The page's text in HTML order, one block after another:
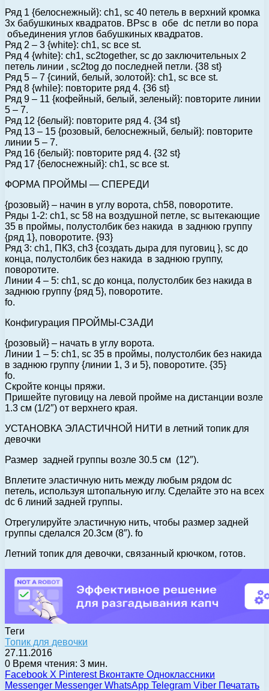
Ряд 1 {белоснежный}: ch1, sc 40 петель в верхний кромка
3х бабушкиных квадратов. BPsc в обе dc петли во пора
объединения углов бабушкиных квадратов.
Ряд 2 – 3 {white}: ch1, sc все st.
Ряд 4 {white}: ch1, sc2together, sc до заключительных 2
петель линии , sc2tog до последней петли. {38 st}
Ряд 5 – 7 {синий, белый, золотой}: ch1, sc все st.
Ряд 8 {while}: повторите ряд 4. {36 st}
Ряд 9 – 11 {кофейный, белый, зеленый}: повторите линии
5 – 7.
Ряд 12 {белый}: повторите ряд 4. {34 st}
Ряд 13 – 15 {розовый, белоснежный, белый}: повторите
линии 5 – 7.
Ряд 16 {белый}: повторите ряд 4. {32 st}
Ряд 17 {белоснежный}: ch1, sc все st.
ФОРМА ПРОЙМЫ — СПЕРЕДИ
{розовый} – начин в углу ворота, ch58, поворотите.
Ряды 1-2: ch1, sc 58 на воздушной петле, sc вытекающие
35 в проймы, полустолбик без накида в заднюю группу
{ряд 1}, поворотите. {93}
Ряд 3: ch1, ПК3, ch3 {создать дыра для пуговиц }, sc до
конца, полустолбик без накида в заднюю группу,
поворотите.
Линии 4 – 5: ch1, sc до конца, полустолбик без накида в
заднюю группу {ряд 5}, поворотите.
fo.
Конфигурация ПРОЙМЫ-СЗАДИ
{розовый} – начать в углу ворота.
Линии 1 – 5: ch1, sc 35 в проймы, полустолбик без накида
в заднюю группу {линии 1, 3 и 5}, поворотите. {35}
fo.
Скройте концы пряжи.
Пришейте пуговицу на левой пройме на дистанции возле
1.3 см (1/2″) от верхнего края.
УСТАНОВКА ЭЛАСТИЧНОЙ НИТИ в летний топик для
девочки
Размер задней группы возле 30.5 см (12″).
Вплетите эластичную нить между любым рядом dc
петель, используя штопальную иглу. Сделайте это на всех
dc 6 линий задней группы.
Отрегулируйте эластичную нить, чтобы размер задней
группы сделался 20.3см (8″). fo
Летний топик для девочки, связанный крючком, готов.
Теги
Топик для девочки
27.11.2016
0 Время чтения: 3 мин.
Facebook X Pinterest Вконтакте Одноклассники
Messenger Messenger WhatsApp Telegram Viber Печатать